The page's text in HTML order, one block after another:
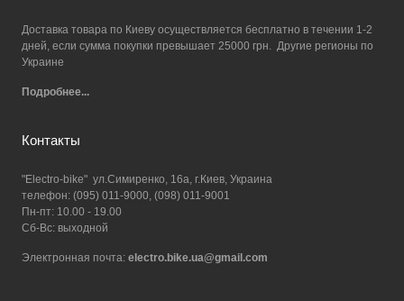
Доставка товара по Киеву осуществляется бесплатно в течении 1-2
дней, если сумма покупки превышает 25000 грн. Другие регионы по
Украине
Подробнее...
Контакты
"Electro-bike" ул.Симиренко, 16а, г.Киев, Украина
телефон: (095) 011-9000, (098) 011-9001
Пн-пт: 10.00 - 19.00
Сб-Вс: выходной
Электронная почта: electro.bike.ua@gmail.com